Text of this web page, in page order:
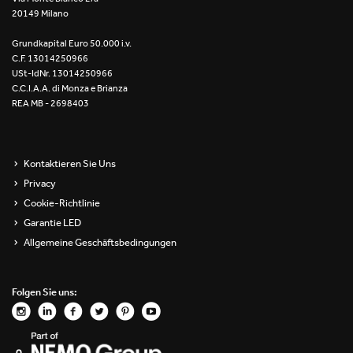
Re Low LED
Roll IOS
Unit 1X
Unit Channel
Unit Round
Yori Evo 48V
Yori Evo Box
20149 Milano
Grundkapital Euro 50.000 i.v.
C.F. 13014250966
USt-IdNr. 13014250966
C.C.I.A.A. di Monza e Brianza
REA MB - 2698403
Kontaktieren Sie Uns
Privacy
Cookie-Richtlinie
Garantie LED
Allgemeine Geschäftsbedingungen
Folgen Sie uns: